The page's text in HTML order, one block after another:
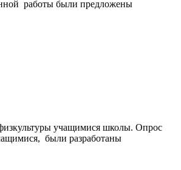
работы были предложены
учащимися школы. Опрос
были разработаны